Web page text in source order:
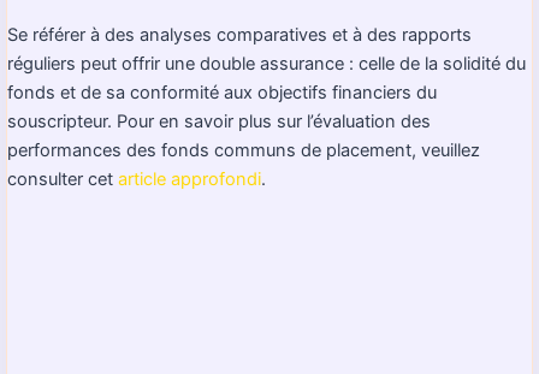
Se référer à des analyses comparatives et à des rapports
réguliers peut offrir une double assurance : celle de la solidité du
fonds et de sa conformité aux objectifs financiers du
souscripteur. Pour en savoir plus sur l’évaluation des
performances des fonds communs de placement, veuillez
consulter cet article approfondi.